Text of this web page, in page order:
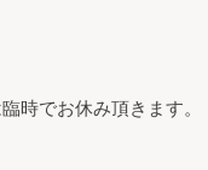
時でお休み頂きます。